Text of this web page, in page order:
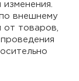
внешнему
от товаров,